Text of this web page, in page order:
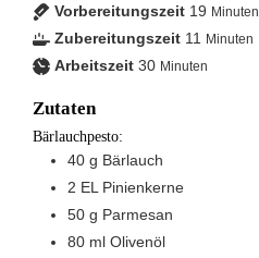
Vorbereitungszeit 19 Minuten
Zubereitungszeit 11 Minuten
Arbeitszeit 30 Minuten
Zutaten
Bärlauchpesto:
40 g Bärlauch
2 EL Pinienkerne
50 g Parmesan
80 ml Olivenöl